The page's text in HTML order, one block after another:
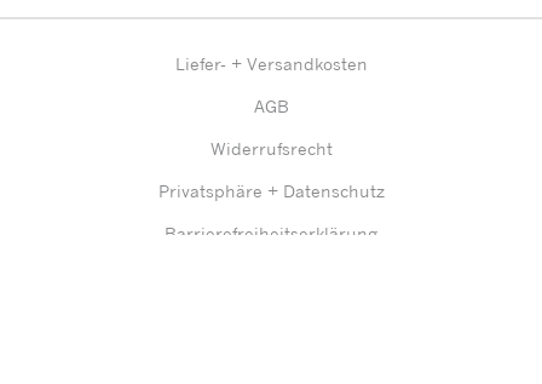
Liefer- + Versandkosten
AGB
Widerrufsrecht
Privatsphäre + Datenschutz
Barrierefreiheitserklärung